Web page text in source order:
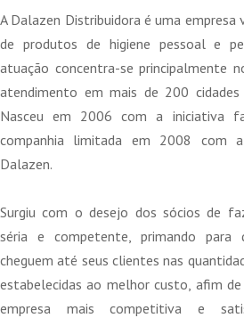
A Dalazen Distribuidora é uma
de produtos de higiene pessoal e
atuação concentra-se principalmente
atendimento em mais de 200
Nasceu em 2006 com a iniciativa
companhia limitada em 2008 com
Dalazen.
Surgiu com o desejo dos sócios de
séria e competente, primando
cheguem até seus clientes nas
estabelecidas ao melhor custo, afim
empresa mais competitiva e